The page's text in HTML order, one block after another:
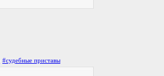
#судебные приставы